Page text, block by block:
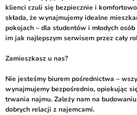
klienci czuli się bezpiecznie i
składa, że wynajmujemy idealne
pokojach – dla studentów i młodych osób
im jak najlepszym serwisem przez cały
Zamieszkasz u nas?
Nie jesteśmy biurem pośrednictwa –
wynajmujemy bezpośrednio, opiekując
trwania najmu. Zależy nam na
dobrych relacji z najemcami.